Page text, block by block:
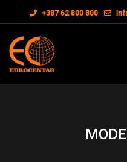
+387 62 800 800